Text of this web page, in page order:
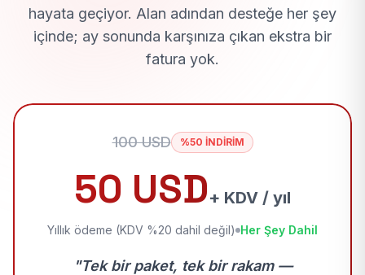
hayata geçiyor. Alan adından desteğe her şey
içinde; ay sonunda karşınıza çıkan ekstra bir
fatura yok.
100 USD %50 İNDİRİM
50 USD+ KDV / yıl
Yıllık ödeme (KDV %20 dahil değil) Her Şey Dahil
"Tek bir paket, tek bir rakam —